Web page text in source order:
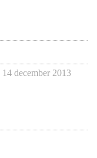
14 december 2013